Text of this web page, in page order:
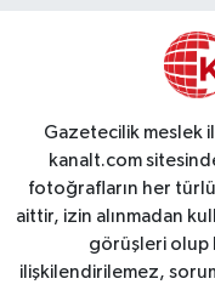
Gazetecilik meslek
kanalt.com
fotoğrafların her türlü
aittir, izin alınmadan
görüşleri olup
ilişkilendirilemez,